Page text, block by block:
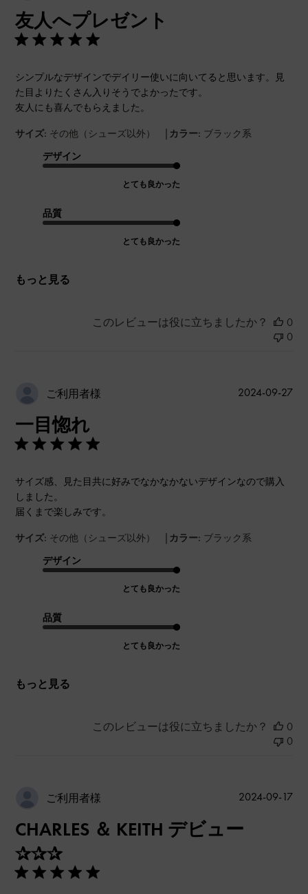
友人へプレゼント
シンプルなデザインでデイリー使いに向いてると思います。見
た目よりたくさん入りそうでよかったです。
友人にも喜んでもらえました。
サイズ: その他（シューズ以外） | カラー: ブラック系
デザイン
とても良かった
品質
とても良かった
もっと見る
このレビューは役に立ちましたか？
0
0
ご利用者様
一目惚れ
サイズ感、見た目共に好みでなかなかないデザインなので購入
しました。
届くまで楽しみです。
サイズ: その他（シューズ以外） | カラー: ブラック系
デザイン
とても良かった
品質
とても良かった
もっと見る
公
2024-09-27
このレビューは役に立ちましたか？
0
0
ご利用者様
CHARLES ＆ KEITH デビュー
✰✰✰
公
2024-09-17